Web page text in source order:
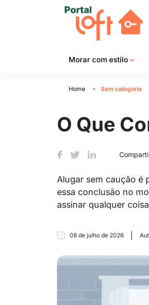
Morar com estilo
Home Sem categoria
O Que
Alugar sem caução é
essa conclusão no
assinar qualquer
08 de julho de 2026